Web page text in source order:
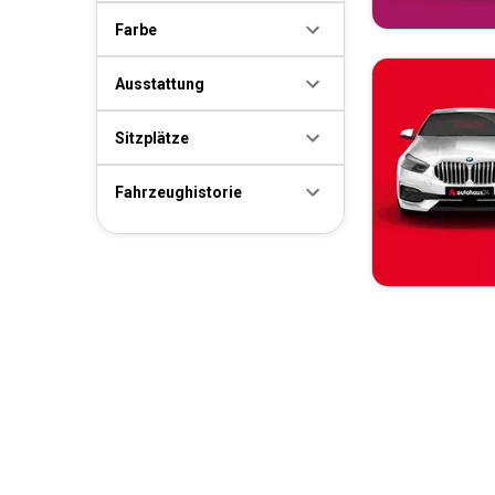
Farbe
Ausstattung
Sitzplätze
Fahrzeughistorie